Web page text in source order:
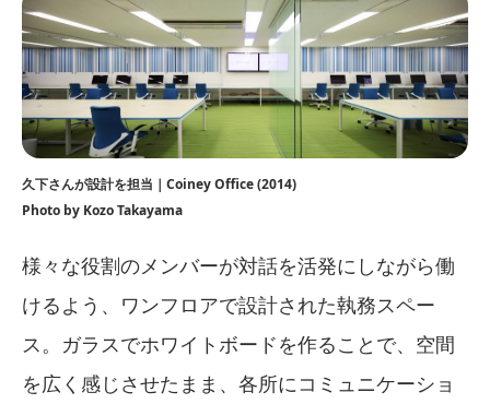
久下さんが設計を担当｜Coiney Office (2014)
Photo by Kozo Takayama
様々な役割のメンバーが対話を活発にしながら働
けるよう、ワンフロアで設計された執務スペー
ス。ガラスでホワイトボードを作ることで、空間
を広く感じさせたまま、各所にコミュニケーショ